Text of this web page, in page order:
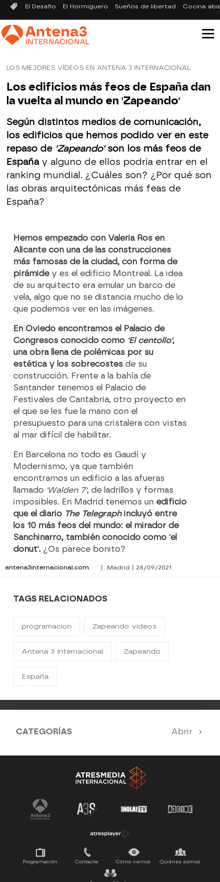
El Desafío El Hormiguero Sueños de libertad Cocina
LOS MEJORES VÍDEOS EN ANTENA 3 INTERNACIONAL
Los edificios más feos de España dan
la vuelta al mundo en 'Zapeando'
Según distintos medios de comunicación,
los edificios que hemos podido ver en este
repaso de 'Zapeando'son los más feos de
Españay alguno de ellos podría entrar en el
ranking mundial. ¿Cuáles son? ¿Por qué son
las obras arquitectónicas más feas de
España?
Hemos empezado con Valeria Ros en
Alicante con una de las construcciones
más famosas de la ciudad, con forma de
pirámidey es el edificio Montreal. La idea
de su arquitecto era emular un barco de
vela, algo que no se distancia mucho de lo
que podemos ver en las imágenes.
En Oviedo encontramos el Palacio de
Congresos conocido como 'El centollo',
una obra llena de polémicas por su
estética y los sobrecostes de su
construcción. Frente a la bahía de
Santander tenemos el Palacio de
Festivales de Cantabria, otro proyecto en
el que se les fue la mano con el
presupuesto para una cristalera con vistas
al mar difícil de habilitar.
En Barcelona no todo es Gaudí y
Modernismo, ya que también
encontramos un edificio a las afueras
llamado 'Walden 7', de ladrillos y formas
imposibles. En Madrid tenemos un edificio
que el diario The Telegraphincluyó entre
los 10 más feos del mundo: el mirador de
Sanchinarro, también conocido como 'el
donut'. ¿Os parece bonito?
antena3internacional.com | Madrid | 28/09/2021
TAGS RELACIONADOS
programacion Zapeando videos
Antena 3 Internacional Zapeando
España
CATEGORÍAS Abrir
Antena 3 Noticias El Hormiguero
Tu cara me suena Pasapalabra
Programación Contacta Cómo vernos Quiénes somos